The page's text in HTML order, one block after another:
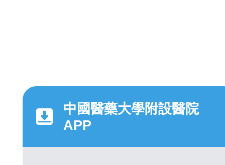
中國醫藥大學附設醫院
APP